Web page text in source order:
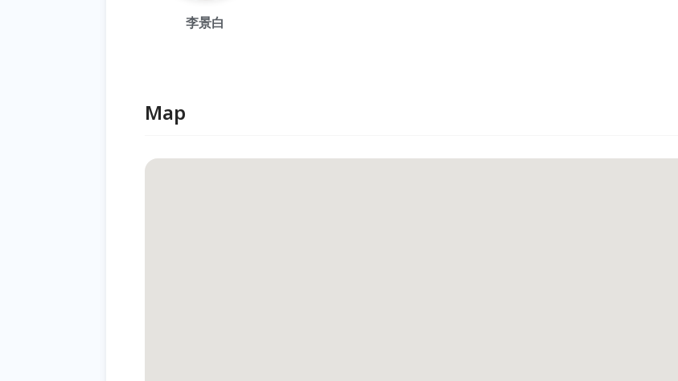
李景白
Map